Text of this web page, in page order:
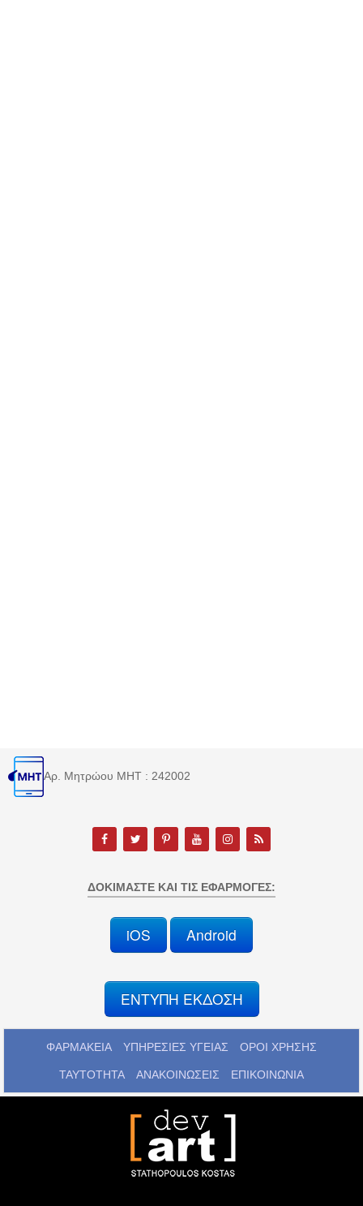
Αρ. Μητρώου MHT : 242002
ΔΟΚΙΜΆΣΤΕ ΚΑΙ ΤΙΣ ΕΦΑΡΜΟΓΈΣ:
iOS Android
ΕΝΤΥΠΗ ΕΚΔΟΣΗ
ΦΑΡΜΑΚΕΙΑ ΥΠΗΡΕΣΙΕΣ ΥΓΕΙΑΣ ΟΡΟΙ ΧΡΗΣΗΣ
ΤΑΥΤΟΤΗΤΑ ΑΝΑΚΟΙΝΩΣΕΙΣ ΕΠΙΚΟΙΝΩΝΙΑ